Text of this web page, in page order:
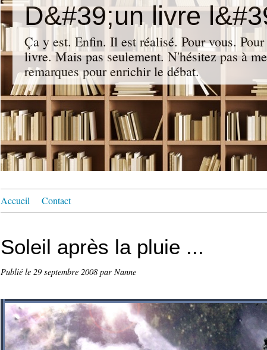
D&#39;un livre
Ça y est. Enfin. Il est réalisé. Pour vous.
livre. Mais pas seulement. N'hésitez pas à
remarques pour enrichir le débat.
Accueil Contact
Soleil après la pluie ...
Publié le 29 septembre 2008 par Nanne